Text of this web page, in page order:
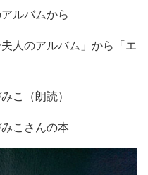
ルバムから
人のアルバム」から「エ
こ（朗読）
こさんの本